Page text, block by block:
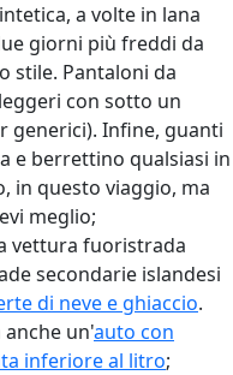
a volte in lana
giorni più freddi da
stile. Pantaloni da
con sotto un
generici). Infine, guanti
e berrettino qualsiasi in
in questo viaggio, ma
meglio;
vettura fuoristrada
secondarie islandesi
di neve e ghiaccio.
un'auto con
inferiore al litro;